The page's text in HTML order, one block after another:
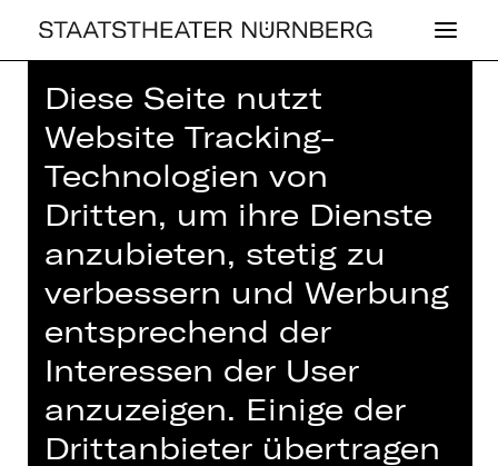
SCHAUSPIEL
DIE VÖGEL
von Stavros Doufexis nach
Aristophanes, Seniorentheater Tempo
100
Samstag, 17.05.2025
19.30 - 21.20 Uhr
Diese Seite nutzt
Website Tracking-
Technologien von
Dritten, um ihre Dienste
anzubieten, stetig zu
verbessern und Werbung
entsprechend der
Interessen der User
anzuzeigen. Einige der
Drittanbieter übertragen